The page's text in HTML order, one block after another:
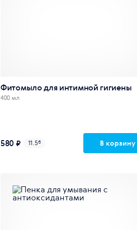
Фитомыло для интимной гигиены
400 мл
580 ₽ 11.5б В корзину